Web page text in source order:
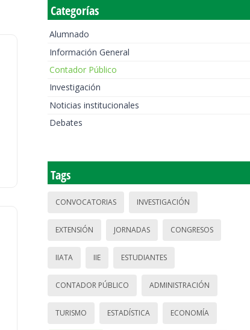
Categorías
Alumnado
Información General
Contador Público
Investigación
Noticias institucionales
Debates
Tags
CONVOCATORIAS INVESTIGACIÓN
EXTENSIÓN JORNADAS CONGRESOS
IIATA IIE ESTUDIANTES
CONTADOR PÚBLICO ADMINISTRACIÓN
TURISMO ESTADÍSTICA ECONOMÍA